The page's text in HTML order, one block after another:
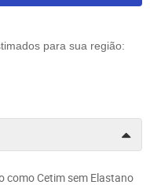
para sua região:
como Cetim sem Elastano